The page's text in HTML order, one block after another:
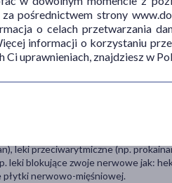
zamknięciem tętnicy wieńcowej;
ma wagotonię (wzmożona
o wszystkich lekach
tych, które wydawane są bez
stosuje: niektóre antybiotyki z
miejscowo i niektóre leki
leki przeciwarytmiczne (np.
leki blokujące zwoje nerwowe jak:
płytki nerwowo-mięśniowej.
pośrednictwem strony
o celach przetwarzania
informacji o korzystaniu
Ci uprawnieniach, znajdziesz w